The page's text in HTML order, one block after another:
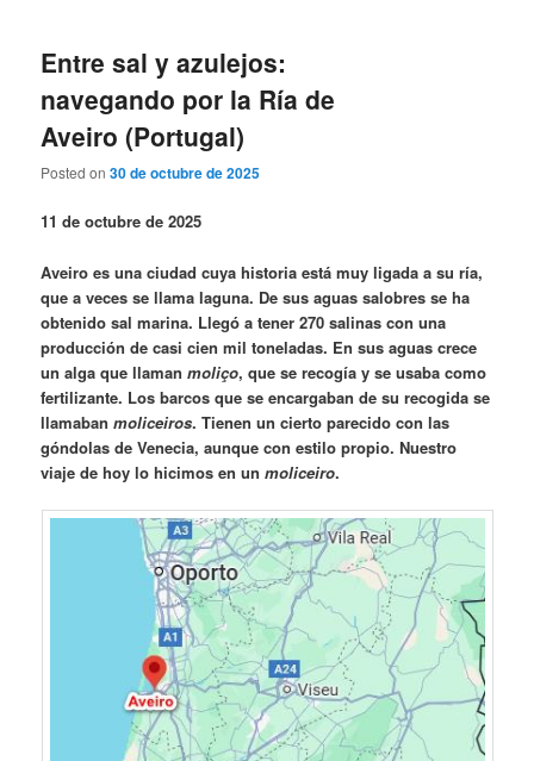
Entre sal y azulejos:
navegando por la Ría de
Aveiro (Portugal)
Posted on30 de octubre de 2025
11 de octubre de 2025
Aveiro es una ciudad cuya historia está muy ligada a su ría,
que a veces se llama laguna. De sus aguas salobres se ha
obtenido sal marina. Llegó a tener 270 salinas con una
producción de casi cien mil toneladas. En sus aguas crece
un alga que llamanmoliço, que se recogía y se usaba como
fertilizante. Los barcos que se encargaban de su recogida se
llamabanmoliceiros. Tienen un cierto parecido con las
góndolas de Venecia, aunque con estilo propio. Nuestro
viaje de hoy lo hicimos en unmoliceiro.